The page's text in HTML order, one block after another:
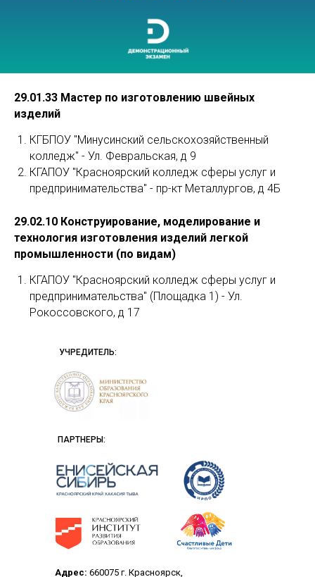
29.01.33 Мастер по изготовлению швейных
изделий
КГБПОУ "Минусинский сельскохозяйственный
колледж" - Ул. Февральская, д 9
КГАПОУ "Красноярский колледж сферы услуг и
предпринимательства" - пр-кт Металлургов, д 4Б
29.02.10 Конструирование, моделирование и
технология изготовления изделий легкой
промышленности (по видам)
КГАПОУ "Красноярский колледж сферы услуг и
предпринимательства" (Площадка 1) - Ул.
Рокоссовского, д 17
УЧРЕДИТЕЛЬ:
ПАРТНЕРЫ:
Адрес: 660075 г. Красноярск,